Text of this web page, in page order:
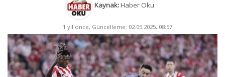
Kaynak:Haber Oku
1 yıl önce, Güncelleme: 02.05.2025, 08:57